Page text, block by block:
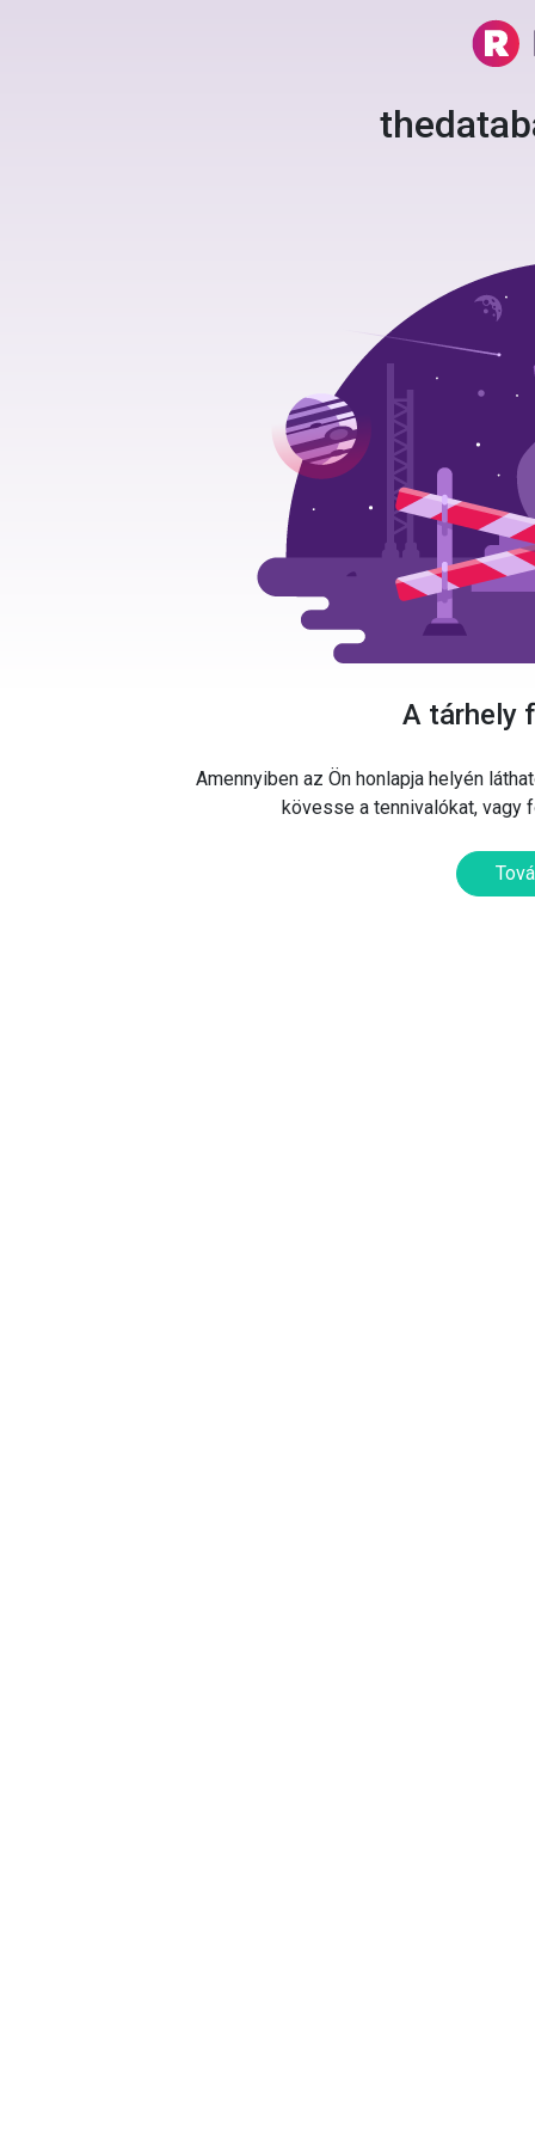
A tárhely
Amennyiben az Ön honlapja helyén
kövesse a tennivalókat, vagy